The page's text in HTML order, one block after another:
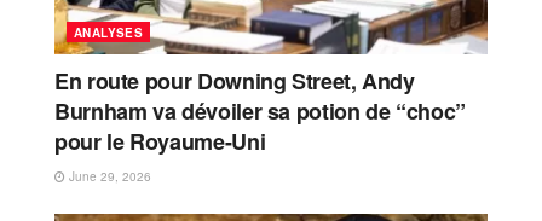
ANALYSES
En route pour Downing Street, Andy
Burnham va dévoiler sa potion de “choc”
pour le Royaume-Uni
June 29, 2026